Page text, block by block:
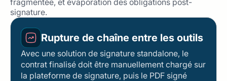
fragmentée, et évaporation des obligations post-
signature.
Rupture de chaîne entre les outils
Avec une solution de signature standalone, le
contrat finalisé doit être manuellement chargé sur
la plateforme de signature, puis le PDF signé